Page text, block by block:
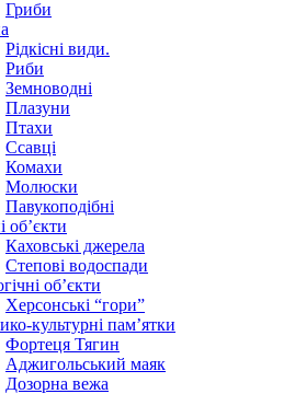
Гриби
Рідкісні види.
Риби
Земноводні
Плазуни
Птахи
Ссавці
Комахи
Молюски
Павукоподібні
об’єкти
Каховські джерела
Степові водоспади
об’єкти
Херсонські “гори”
культурні пам’ятки
Фортеця Тягин
Аджигольський маяк
Дозорна вежа